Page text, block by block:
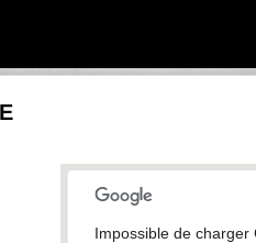
Impossible de charger